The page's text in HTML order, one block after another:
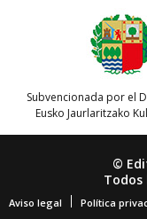
Subvencionada por el
Eusko Jaurlaritzako
©
Todos
Aviso legal Política